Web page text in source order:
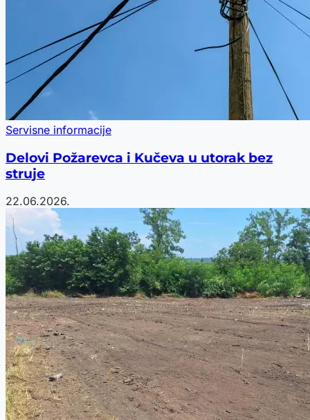
Servisne informacije
Delovi Požarevca i Kučeva u utorak bez
struje
22.06.2026.